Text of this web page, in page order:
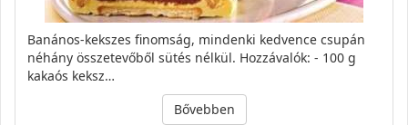
Banános-kekszes finomság, mindenki kedvence csupán
néhány összetevőből sütés nélkül. Hozzávalók: - 100 g
kakaós keksz…
Bővebben